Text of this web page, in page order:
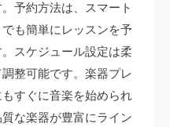
予約方法は、スマート
も簡単にレッスンを予
スケジュール設定は柔
整可能です。楽器プレ
すぐに音楽を始められ
な楽器が豊富にライン